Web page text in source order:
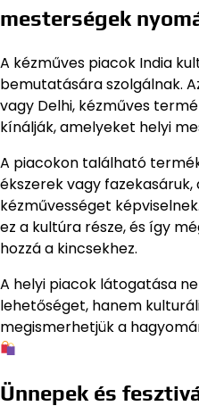
mesterségek
A kézműves piacok India
bemutatására szolgálnak.
vagy Delhi, kézműves
kínálják, amelyeket helyi
A piacokon található
ékszerek vagy fazekasáruk,
kézművességet
ez a kultúra része, és így
hozzá a kincsekhez.
A helyi piacok látogatása
lehetőséget, hanem
megismerhetjük a
Ünnepek és